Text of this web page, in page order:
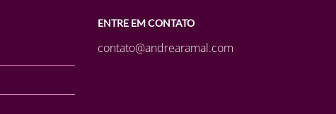
ENTRE EM CONTATO
contato@andrearamal.com